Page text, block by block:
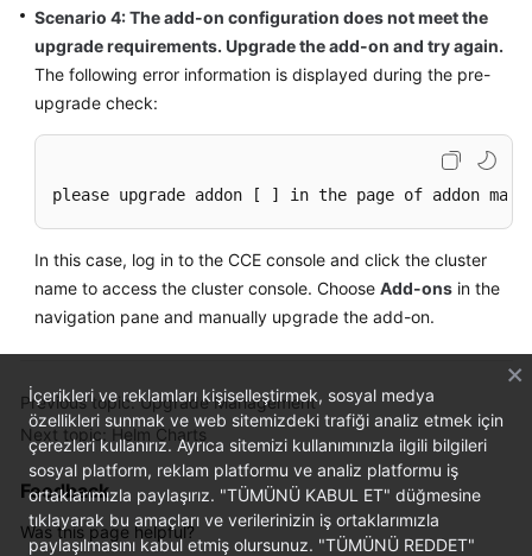
Videos
Documents
General
Glossary
Shared
Responsibilities
Service
Level
Agreement
White
Papers
Scenario 4: The add-on configuration does not meet the
upgrade requirements. Upgrade the add-on and try again.
The following error information is displayed during the pre-
upgrade check:
please upgrade addon [ ] in the page of addon
In this case, log in to the CCE console and click the cluster
name to access the cluster console. Choose Add-ons in the
navigation pane and manually upgrade the add-on.
Previous topic: Upgrade Management
Next topic: Helm Charts
Feedback
Was this page helpful?
İçerikleri ve reklamları kişiselleştirmek, sosyal medya
özellikleri sunmak ve web sitemizdeki trafiği analiz etmek için
çerezleri kullanırız. Ayrıca sitemizi kullanımınızla ilgili bilgileri
sosyal platform, reklam platformu ve analiz platformu iş
ortaklarımızla paylaşırız. "TÜMÜNÜ KABUL ET" düğmesine
tıklayarak bu amaçları ve verilerinizin iş ortaklarımızla
paylaşılmasını kabul etmiş olursunuz. "TÜMÜNÜ REDDET"